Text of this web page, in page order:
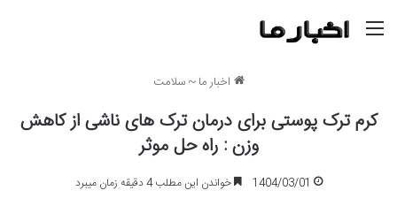
اخبار ما ~ سلامت
کرم ترک پوستی برای درمان ترک های ناشی از کاهش
وزن : راه حل موثر
1404/03/01 خواندن این مطلب 4 دقیقه زمان میبرد